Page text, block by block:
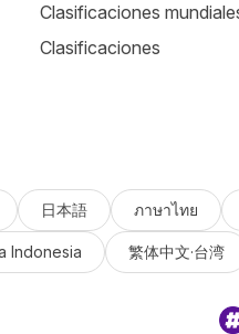
Clasificaciones
Clasificaciones
日本語 ภาษาไทย
Indonesia 繁体中文·台湾